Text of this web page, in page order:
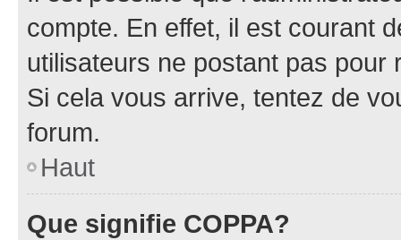
compte. En effet, il est courant
utilisateurs ne postant pas pour
Si cela vous arrive, tentez de
forum.
Haut
Que signifie COPPA?